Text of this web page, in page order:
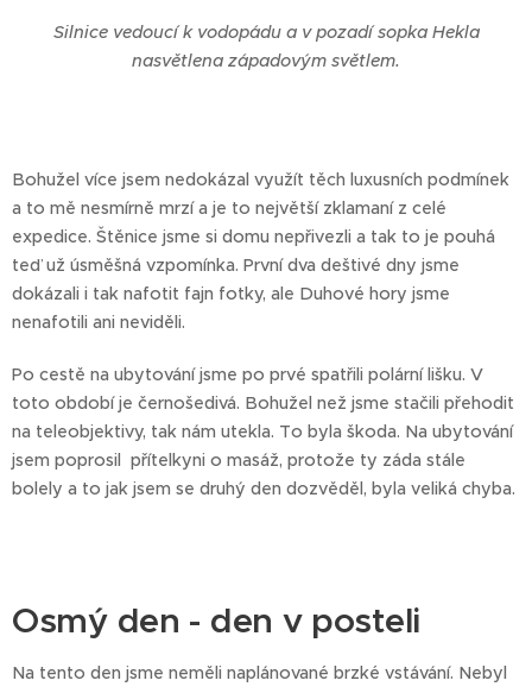
Silnice vedoucí k vodopádu a v pozadí sopka Hekla
nasvětlena západovým světlem.
Bohužel více jsem nedokázal využít těch luxusních podmínek
a to mě nesmírně mrzí a je to největší zklamaní z celé
expedice. Štěnice jsme si domu nepřivezli a tak to je pouhá
teď už úsměšná vzpomínka. První dva deštivé dny jsme
dokázali i tak nafotit fajn fotky, ale Duhové hory jsme
nenafotili ani neviděli.
Po cestě na ubytování jsme po prvé spatřili polární lišku. V
toto období je černošedivá. Bohužel než jsme stačili přehodit
na teleobjektivy, tak nám utekla. To byla škoda. Na ubytování
jsem poprosil přítelkyni o masáž, protože ty záda stále
bolely a to jak jsem se druhý den dozvěděl, byla veliká chyba.
Osmý den - den v posteli
Na tento den jsme neměli naplánované brzké vstávání. Nebyl